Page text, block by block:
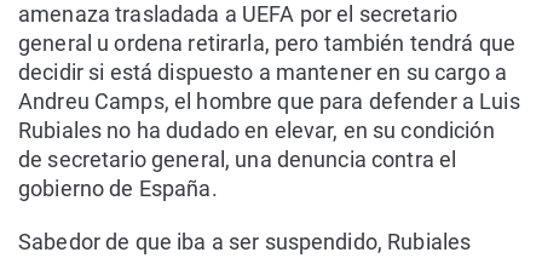
amenaza trasladada a UEFA por el secretario
general u ordena retirarla, pero también tendrá que
decidir si está dispuesto a mantener en su cargo a
Andreu Camps, el hombre que para defender a Luis
Rubiales no ha dudado en elevar, en su condición
de secretario general, una denuncia contra el
gobierno de España.
Sabedor de que iba a ser suspendido, Rubiales